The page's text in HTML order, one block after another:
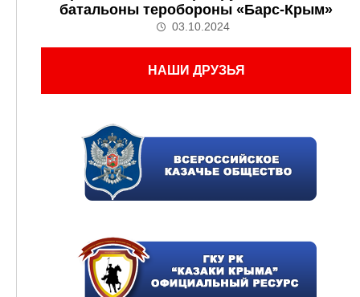
батальоны теробороны «Барс-Крым»
03.10.2024
НАШИ ДРУЗЬЯ